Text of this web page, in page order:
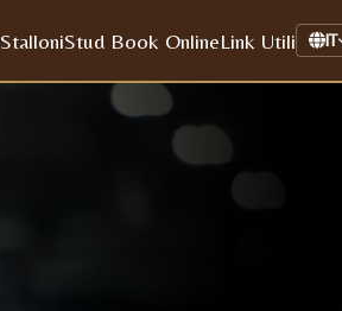
StalloniStud Book OnlineLink Utili IT